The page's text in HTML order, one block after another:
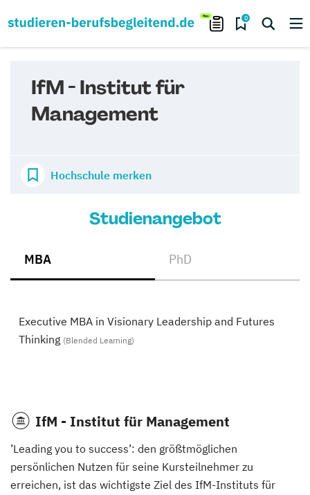
0
IfM - Institut für
Management
Hochschule merken
Studienangebot
MBA PhD
Executive MBA in Visionary Leadership and Futures
Thinking (Blended Learning)
IfM - Institut für Management
’Leading you to success’: den größtmöglichen
persönlichen Nutzen für seine Kursteilnehmer zu
erreichen, ist das wichtigste Ziel des IfM-Instituts für